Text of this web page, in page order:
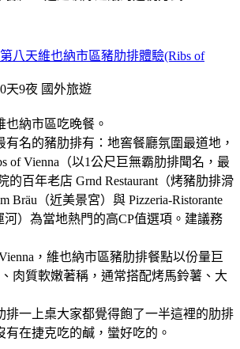
八天維也納市區豬肋排體驗(Ribs of
天9夜 國外旅遊
納市區吃晚餐。
有名的豬肋排有：地窖餐廳氛圍最道地，
of Vienna（以1公尺巨無霸肋排聞名，最
的百年老店 Grnd Restaurant（烤豬肋排滑
Bräu（近美景宮）與 Pizzeria-Ristorante
河）為當地熱門的高CP值選項。建議務
，維也納市區豬肋排餐點以份量巨
肉質軟嫩著稱，通常搭配烤馬鈴薯、大
排一上桌大家都覺得飽了一半這裡的肋排
有在捷克吃的鹹，蠻好吃的。